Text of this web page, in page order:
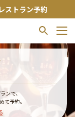
レストラン予約
せん
ことで
。
ンで、
て予約。